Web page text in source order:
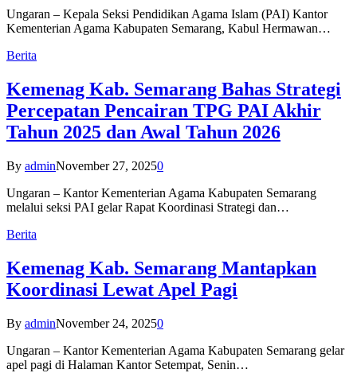
Ungaran – Kepala Seksi Pendidikan Agama Islam (PAI) Kantor
Kementerian Agama Kabupaten Semarang, Kabul Hermawan…
Berita
Kemenag Kab. Semarang Bahas Strategi
Percepatan Pencairan TPG PAI Akhir
Tahun 2025 dan Awal Tahun 2026
By adminNovember 27, 20250
Ungaran – Kantor Kementerian Agama Kabupaten Semarang
melalui seksi PAI gelar Rapat Koordinasi Strategi dan…
Berita
Kemenag Kab. Semarang Mantapkan
Koordinasi Lewat Apel Pagi
By adminNovember 24, 20250
Ungaran – Kantor Kementerian Agama Kabupaten Semarang gelar
apel pagi di Halaman Kantor Setempat, Senin…